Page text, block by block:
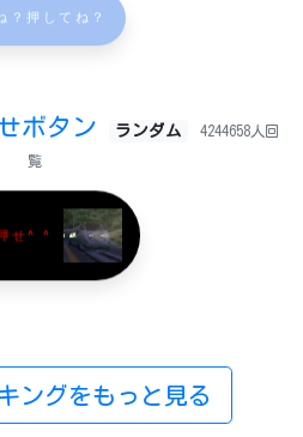
？押してね？
ボタン ランダム 4244658人回
覧
せ^ ^
ングをもっと見る